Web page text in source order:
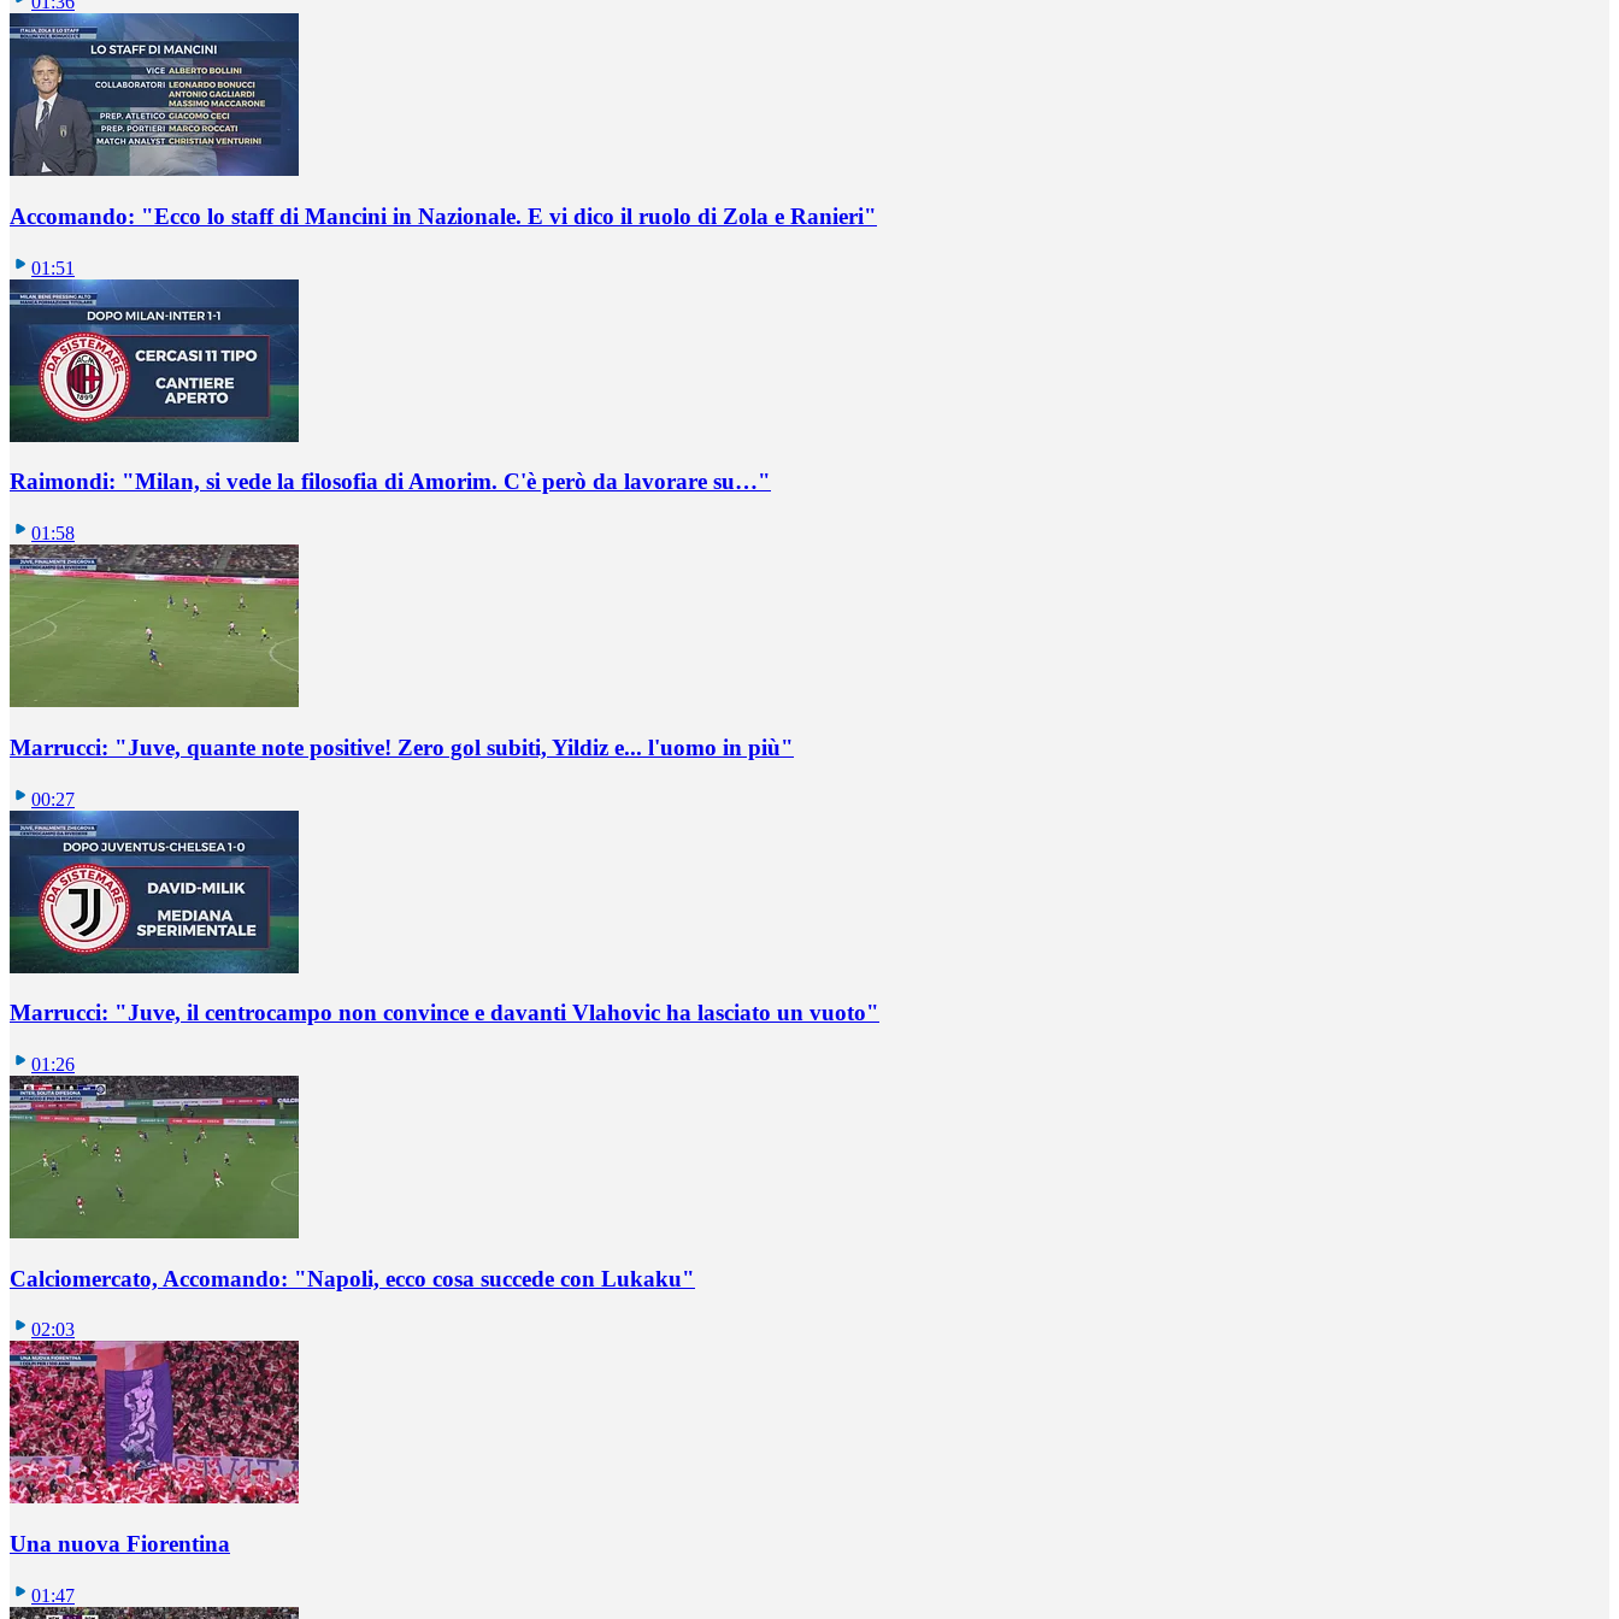
Accomando: "Ecco lo staff di Mancini in Nazionale. E vi dico il ruolo di Zola e Ranieri"
01:51
Raimondi: "Milan, si vede la filosofia di Amorim. C'è però da lavorare su…"
01:58
Marrucci: "Juve, quante note positive! Zero gol subiti, Yildiz e... l'uomo in più"
00:27
Marrucci: "Juve, il centrocampo non convince e davanti Vlahovic ha lasciato un vuoto"
01:26
Calciomercato, Accomando: "Napoli, ecco cosa succede con Lukaku"
02:03
Una nuova Fiorentina
01:47